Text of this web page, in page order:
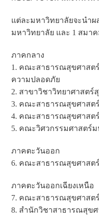
แต่ละมหาวิทยาลัยจะนำผ
มหาวิทยาลัย และ 1 สมา
ภาคกลาง
1. คณะสาธารณสุขศาสต
ความปลอดภัย
2. สาขาวิชาวิทยาศาสต
3. คณะสาธารณสุขศาสต
4. คณะสาธารณสุขศาสต
5. คณะวิศวกรรมศาสตร์
ภาคตะวันออก
6. คณะสาธารณสุขศาสต
ภาคตะวันออกเฉียงเหนือ
7. คณะสาธารณสุขศาสต
8. สำนักวิชาสาธารณสุข